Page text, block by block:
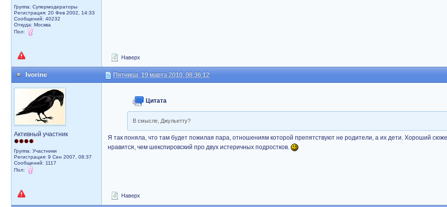
Группа: Супермодераторы
Регистрация: 20 Фев 2002, 14:33
Сообщений: 40232
Откуда: Москва
Пол:
Наверх
Ivorine Пятница, 19 марта 2010, 08:36:12
Активный участник
Группа: Участники
Регистрация: 9 Сен 2007, 08:37
Сообщений: 1117
Пол:
Цитата
В смысле, Джульетту?
Я так поняла, что там будет пожилая пара, отношениям которой препятствуют не родители, а их дети. Хороший
нравится, чем шекспировский про двух истеричных подростков.
Наверх